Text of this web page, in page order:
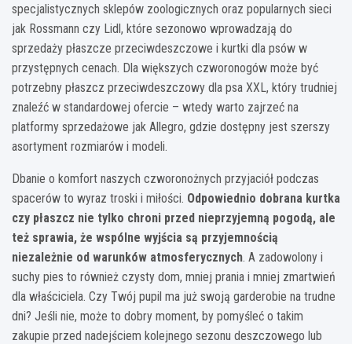
specjalistycznych sklepów zoologicznych oraz popularnych sieci
jak Rossmann czy Lidl, które sezonowo wprowadzają do
sprzedaży płaszcze przeciwdeszczowe i kurtki dla psów w
przystępnych cenach. Dla większych czworonogów może być
potrzebny płaszcz przeciwdeszczowy dla psa XXL, który trudniej
znaleźć w standardowej ofercie – wtedy warto zajrzeć na
platformy sprzedażowe jak Allegro, gdzie dostępny jest szerszy
asortyment rozmiarów i modeli.
Dbanie o komfort naszych czworonożnych przyjaciół podczas
spacerów to wyraz troski i miłości. Odpowiednio dobrana kurtka
czy płaszcz nie tylko chroni przed nieprzyjemną pogodą, ale
też sprawia, że wspólne wyjścia są przyjemnością
niezależnie od warunków atmosferycznych. A zadowolony i
suchy pies to również czysty dom, mniej prania i mniej zmartwień
dla właściciela. Czy Twój pupil ma już swoją garderobie na trudne
dni? Jeśli nie, może to dobry moment, by pomyśleć o takim
zakupie przed nadejściem kolejnego sezonu deszczowego lub